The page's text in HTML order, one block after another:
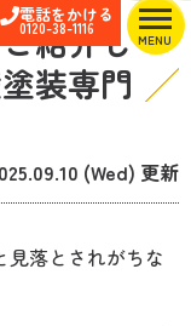
電話をかける
0120-38-1116
MENU
紹介し
装専門
(Wed) 更新
落とされがちな